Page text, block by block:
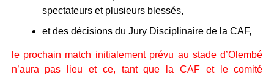
spectateurs et plusieurs blessés,
et des décisions du Jury Disciplinaire de la CAF,
le prochain match initialement prévu au stade d’Olembé
n’aura pas lieu et ce, tant que la CAF et le comité